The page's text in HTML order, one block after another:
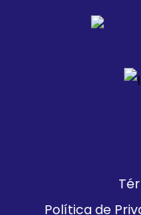
Política de